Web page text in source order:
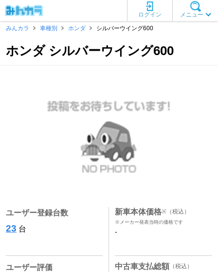
メニュー
ログイン
みんカラ
車種別 ホンダ シルバーウイング600
ホンダ シルバーウイング600
ユーザー登録台数
23 台
ユーザー評価
新車本体価格※ （税込）
※メーカー発表当時の価格です
-
中古車支払総額 （税込）